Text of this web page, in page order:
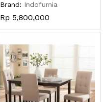
Brand: Indofurnia
Rp 5,800,000